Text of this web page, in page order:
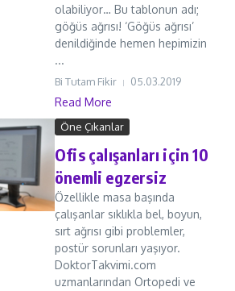
olabiliyor… Bu tablonun adı;
göğüs ağrısı! ‘Göğüs ağrısı’
denildiğinde hemen hepimizin
...
Bi Tutam Fikir 05.03.2019
Read More
Öne Çıkanlar
Ofis çalışanları için 10
önemli egzersiz
Özellikle masa başında
çalışanlar sıklıkla bel, boyun,
sırt ağrısı gibi problemler,
postür sorunları yaşıyor.
DoktorTakvimi.com
uzmanlarından Ortopedi ve